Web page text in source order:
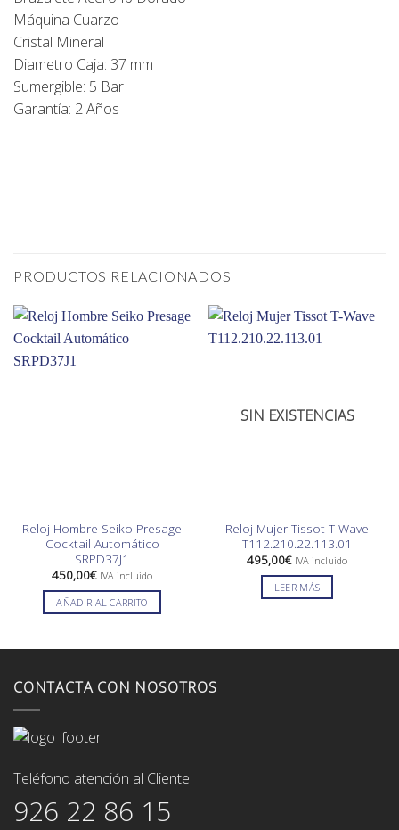
Máquina Cuarzo
Cristal Mineral
Diametro Caja: 37 mm
Sumergible: 5 Bar
Garantía: 2 Años
PRODUCTOS RELACIONADOS
Reloj Hombre Seiko Presage
Cocktail Automático
SRPD37J1
450,00€ IVA incluido
AÑADIR AL CARRITO
SIN EXISTENCIAS
Reloj Mujer Tissot T-Wave
T112.210.22.113.01
495,00€ IVA incluido
LEER MÁS
CONTACTA CON NOSOTROS
Teléfono atención al Cliente:
926 22 86 15